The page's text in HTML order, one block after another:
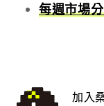
每週市場
加入